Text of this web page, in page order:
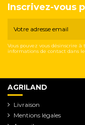
Inscrivez-vous
Vous pouvez vous désinscrire
informations de contact dans
AGRILAND
Livraison
Mentions légales